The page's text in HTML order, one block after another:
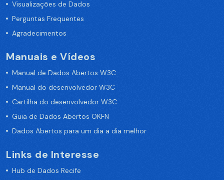
Visualizações de Dados
Perguntas Frequentes
Agradecimentos
Manuais e Vídeos
Manual de Dados Abertos W3C
Manual do desenvolvedor W3C
Cartilha do desenvolvedor W3C
Guia de Dados Abertos OKFN
Dados Abertos para um dia a dia melhor
Links de Interesse
Hub de Dados Recife